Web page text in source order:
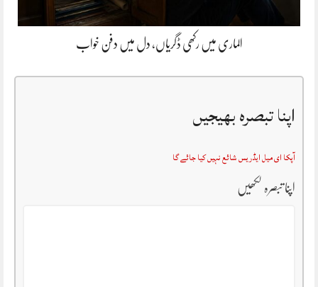
الماری میں رکھی ڈگریاں، دل میں دفن خواب
اپنا تبصرہ بھیجیں
آپکا ای میل ایڈریس شائع نہیں کیا جائے گا
اپنا تبصرہ لکھیں